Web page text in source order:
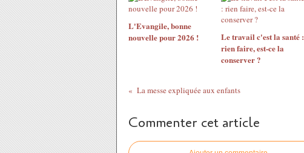
L'Evangile, bonne
nouvelle pour 2026 !
Le travail c'est la santé :
rien faire, est-ce la
conserver ?
La messe expliquée aux enfants
Commenter cet article